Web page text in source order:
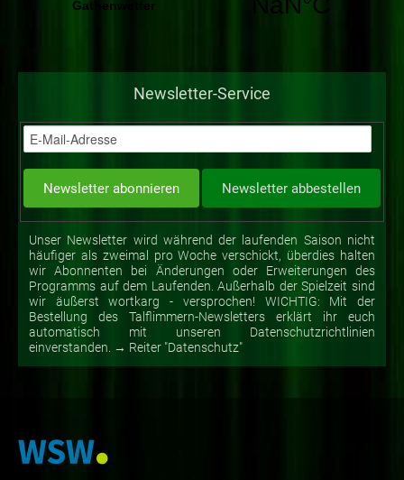
Newsletter-Service
Unser Newsletter wird während der laufenden Saison nicht
häufiger als zweimal pro Woche verschickt, überdies halten
wir Abonnenten bei Änderungen oder Erweiterungen des
Programms auf dem Laufenden. Außerhalb der Spielzeit sind
wir äußerst wortkarg - versprochen! WICHTIG: Mit der
Bestellung des Talflimmern-Newsletters erklärt ihr euch
automatisch mit unseren Datenschutzrichtlinien
einverstanden. → Reiter "Datenschutz"